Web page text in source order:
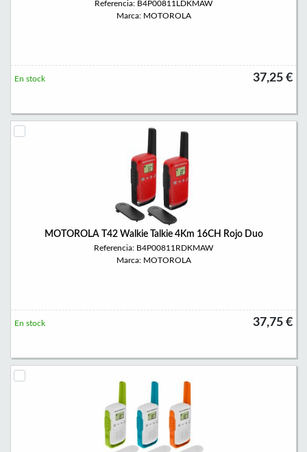
Referencia: B4P00811LDKMAW
Marca: MOTOROLA
37,25 €
En stock
MOTOROLA T42 Walkie Talkie 4Km 16CH Rojo Duo
Referencia: B4P00811RDKMAW
Marca: MOTOROLA
37,75 €
En stock